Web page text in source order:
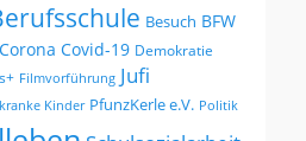
Besuch BFW
Corona Covid-19 Demokratie
Filmvorführung Jufi
Kinder PfunzKerle e.V. Politik